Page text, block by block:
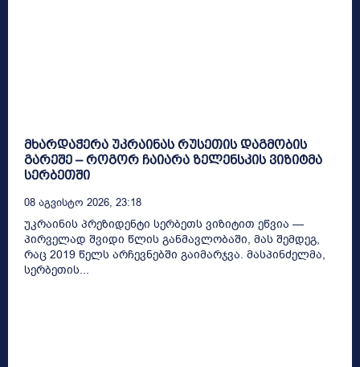
მხარდაჭერა უკრაინას რუსეთის დაგმობის
გარეშე – როგორ ჩაიარა ზელენსკის ვიზიტმა
სერბეთში
08 Აგვისტო 2026, 23:18
უკრაინის პრეზიდენტი სერბეთს ვიზიტით ეწვია —
პირველად შვიდი წლის განმავლობაში, მას შემდეგ,
რაც 2019 წელს არჩევნებში გაიმარჯვა. მასპინძელმა,
სერბეთის...